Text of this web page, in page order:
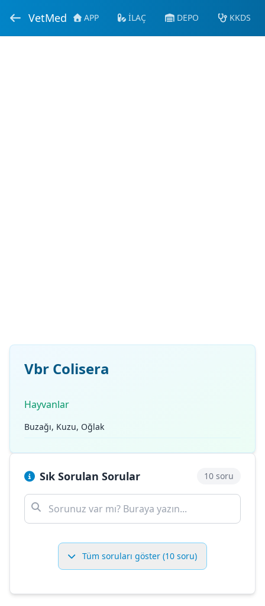
VetMed APP İLAÇ DEPO KKDS
Vbr Colisera
Hayvanlar
Buzağı, Kuzu, Oğlak
Sık Sorulan Sorular 10 soru
Tüm soruları göster (10 soru)